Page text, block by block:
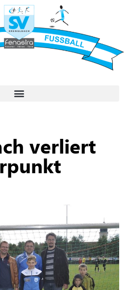
verliert